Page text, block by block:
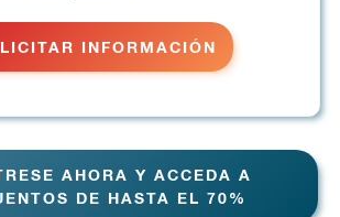
INFORMACIÓN
AHORA Y ACCEDA A
DE HASTA EL 70%